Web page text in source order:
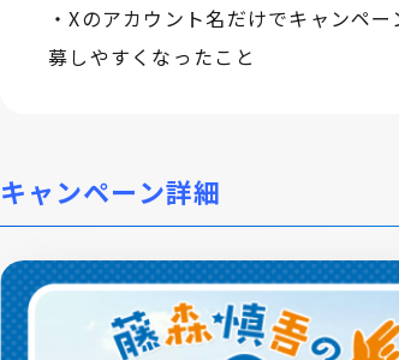
・Xのアカウント名だけでキャンペ
募しやすくなったこと
キャンペーン詳細